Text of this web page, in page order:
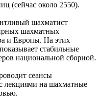
(сейчас около 2550).
шахматист
шахматных
и Европы. На этих
стабильные
национальной сборной.
сеансы
лекциями на шахматные